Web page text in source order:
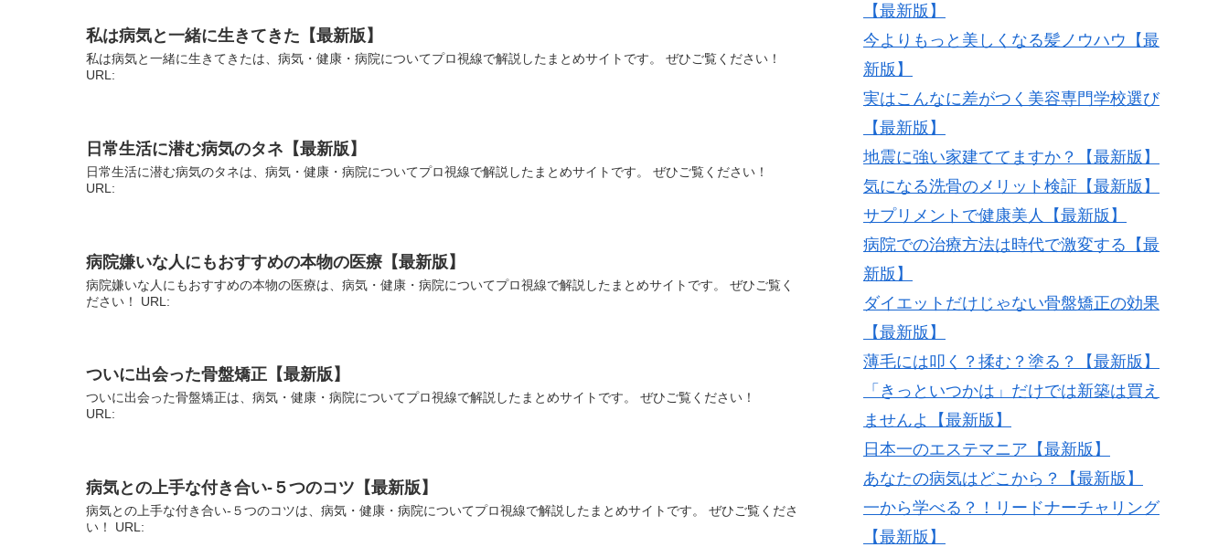
私は病気と一緒に生きてきた【最新版】
私は病気と一緒に生きてきたは、病気・健康・病院についてプロ視線で解説したまとめサイトです。 ぜひご覧ください！
URL:
日常生活に潜む病気のタネ【最新版】
日常生活に潜む病気のタネは、病気・健康・病院についてプロ視線で解説したまとめサイトです。 ぜひご覧ください！
URL:
病院嫌いな人にもおすすめの本物の医療【最新版】
病院嫌いな人にもおすすめの本物の医療は、病気・健康・病院についてプロ視線で解説したまとめサイトです。 ぜひご覧く
ださい！ URL:
ついに出会った骨盤矯正【最新版】
ついに出会った骨盤矯正は、病気・健康・病院についてプロ視線で解説したまとめサイトです。 ぜひご覧ください！
URL:
病気との上手な付き合い-５つのコツ【最新版】
病気との上手な付き合い-５つのコツは、病気・健康・病院についてプロ視線で解説したまとめサイトです。 ぜひご覧くださ
い！ URL:
【最新版】
今よりもっと美しくなる髪ノウハウ【最
新版】
実はこんなに差がつく美容専門学校選び
【最新版】
地震に強い家建ててますか？【最新版】
気になる洗骨のメリット検証【最新版】
サプリメントで健康美人【最新版】
病院での治療方法は時代で激変する【最
新版】
ダイエットだけじゃない骨盤矯正の効果
【最新版】
薄毛には叩く？揉む？塗る？【最新版】
「きっといつかは」だけでは新築は買え
ませんよ【最新版】
日本一のエステマニア【最新版】
あなたの病気はどこから？【最新版】
一から学べる？！リードナーチャリング
【最新版】